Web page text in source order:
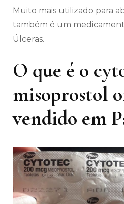
Muito mais utilizado para
também é um
Úlceras.
O que é o
misoprostol
vendido em